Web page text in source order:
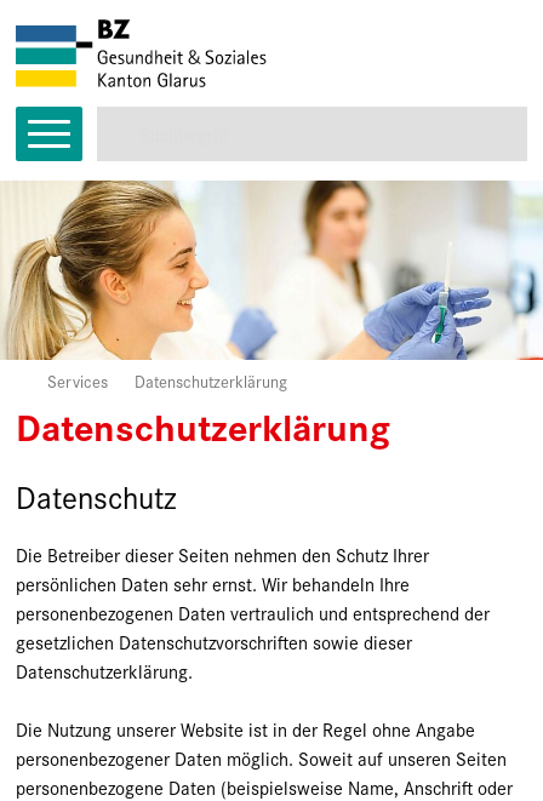
Hauptnavigation
HomeServices Datenschutzerklärung
Datenschutzerklärung
Datenschutz
Die Betreiber dieser Seiten nehmen den Schutz Ihrer
persönlichen Daten sehr ernst. Wir behandeln Ihre
personenbezogenen Daten vertraulich und entsprechend der
gesetzlichen Datenschutzvorschriften sowie dieser
Datenschutzerklärung.
Die Nutzung unserer Website ist in der Regel ohne Angabe
personenbezogener Daten möglich. Soweit auf unseren Seiten
personenbezogene Daten (beispielsweise Name, Anschrift oder